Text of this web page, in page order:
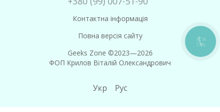
Контактна інформація
Повна версія сайту
Geeks Zone ©2023—2026
ФОП Крилов Віталій Олександрович
Укр Рус
КНОПКА
ЗВ'ЯЗКУ